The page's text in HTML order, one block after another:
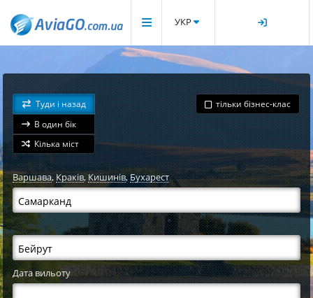
УКР
Туди і назад
В один бік
Кілька міст
тільки бізнес-клас
Варшава,Краків,Кишинів,Бухарест
Дата вильоту